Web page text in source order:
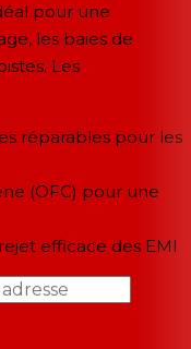
pour une
les baies de
Les
réparables pour les
(OFC) pour une
efficace des EMI